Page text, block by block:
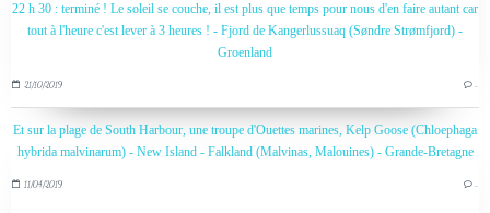
22 h 30 : terminé ! Le soleil se couche, il est plus que temps pour nous d'en faire autant car
tout à l'heure c'est lever à 3 heures ! - Fjord de Kangerlussuaq (Søndre Strømfjord) -
Groenland
21/10/2019 …
Et sur la plage de South Harbour, une troupe d'Ouettes marines, Kelp Goose (Chloephaga
hybrida malvinarum) - New Island - Falkland (Malvinas, Malouines) - Grande-Bretagne
11/04/2019 …